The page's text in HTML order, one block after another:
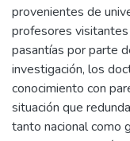
provenientes de
profesores
pasantías por parte
investigación, los
conocimiento con
situación que
tanto nacional como